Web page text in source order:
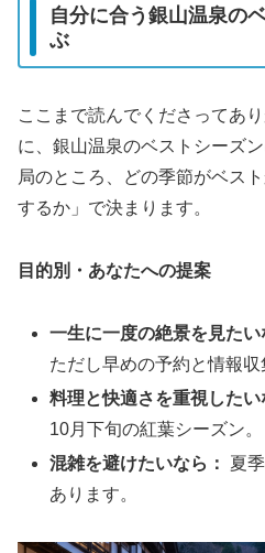
自分に合う銀山温泉の
ぶ
ここまで読んでくださってあ
に、銀山温泉のベストシーズ
局のところ、どの季節がベス
するか」で決まります。
目的別・あなたへの提案
一生に一度の絶景を見たい
ただし早めの予約と情報収
料理と快適さを重視したい
10月下旬の紅葉シーズン。
混雑を避けたいなら：
夏
あります。